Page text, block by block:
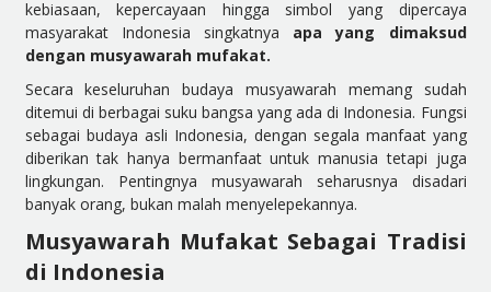
kebiasaan, kepercayaan hingga simbol yang dipercaya
masyarakat Indonesia singkatnya apa yang dimaksud
dengan musyawarah mufakat.
Secara keseluruhan budaya musyawarah memang sudah
ditemui di berbagai suku bangsa yang ada di Indonesia. Fungsi
sebagai budaya asli Indonesia, dengan segala manfaat yang
diberikan tak hanya bermanfaat untuk manusia tetapi juga
lingkungan. Pentingnya musyawarah seharusnya disadari
banyak orang, bukan malah menyelepekannya.
Musyawarah Mufakat Sebagai Tradisi
di Indonesia